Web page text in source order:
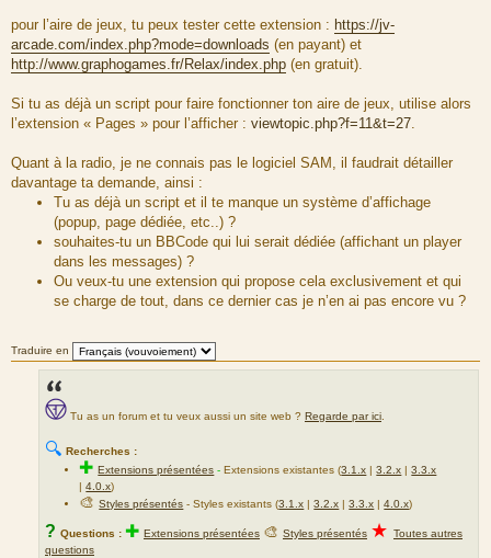
g
e
pour l’aire de jeux, tu peux tester cette extension : https://jv-
arcade.com/index.php?mode=downloads (en payant) et
http://www.graphogames.fr/Relax/index.php (en gratuit).
Si tu as déjà un script pour faire fonctionner ton aire de jeux, utilise alors
l’extension « Pages » pour l’afficher : viewtopic.php?f=11&t=27
Quant à la radio, je ne connais pas le logiciel SAM, il faudrait détailler
davantage ta demande, ainsi :
Tu as déjà un script et il te manque un système d’affichage
(popup, page dédiée, etc..) ?
souhaites-tu un BBCode qui lui serait dédiée (affichant un player
dans les messages) ?
Ou veux-tu une extension qui propose cela exclusivement et qui
se charge de tout, dans ce dernier cas je n’en ai pas encore vu ?
Traduire en
Tu as un forum et tu veux aussi un site web ? Regarde par ici
🔍 Recherches :
✚Extensions présentées -Extensions existantes (3.1.x |3.2.x |3.3.x
|4.0.x)
🎨Styles présentés - Styles existants (3.1.x |3.2.x |3.3.x |4.0.x)
? Questions : ✚ Extensions présentées 🎨 Styles présentés ★ Toutes autres
questions